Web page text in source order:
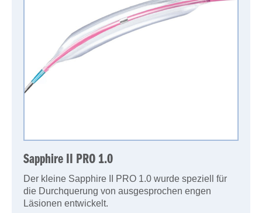
Sapphire II PRO 1.0
Der kleine Sapphire II PRO 1.0 wurde speziell für
die Durchquerung von ausgesprochen engen
Läsionen entwickelt.